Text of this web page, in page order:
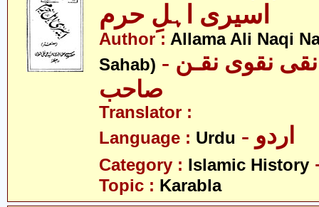
اسیری اہلِ حرم
Author : Allama Ali Naqi
Sahab) - علامہ علی نقی نقوی نقـن
صاحب
Translator :
Language : Urdu - اردو
Category : Islamic History
Topic : Karabla